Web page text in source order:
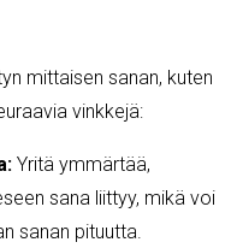
mittaisen sanan, kuten
vinkkejä:
Yritä ymmärtää,
sana liittyy, mikä voi
sanan pituutta.